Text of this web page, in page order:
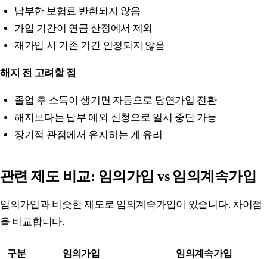
납부한 보험료 반환되지 않음
가입 기간이 연금 산정에서 제외
재가입 시 기존 기간 인정되지 않음
해지 전 고려할 점
졸업 후 소득이 생기면 자동으로 당연가입 전환
해지보다는 납부 예외 신청으로 일시 중단 가능
장기적 관점에서 유지하는 게 유리
관련 제도 비교: 임의가입 vs 임의계속가입
임의가입과 비슷한 제도로 임의계속가입이 있습니다. 차이점
을 비교합니다.
구분 임의가입 임의계속가입